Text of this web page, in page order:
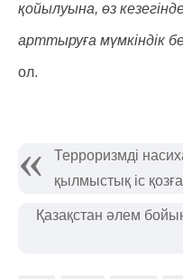
қойылуына, өз
арттыруға мүмкіндік
ол.
Терроризмді
қылмыстық іс
Қазақстан әлем